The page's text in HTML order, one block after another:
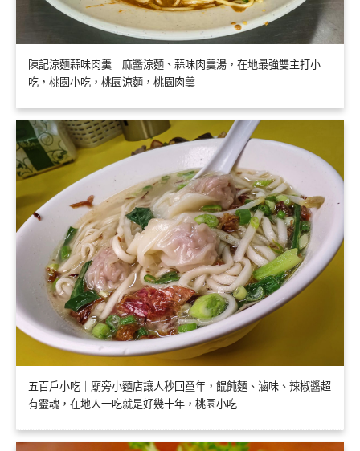
陳記涼麵蒜味肉羹｜麻醬涼麵、蒜味肉羹湯，在地最強雙主打小
吃，桃園小吃，桃園涼麵，桃園肉羹
五百戶小吃｜廟旁小麵店讓人秒回童年，餛飩麵、滷味、辣椒醬超
有靈魂，在地人一吃就是好幾十年，桃園小吃